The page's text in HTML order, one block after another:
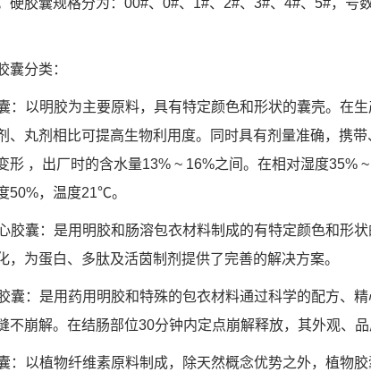
硬胶囊规格分为：00#、0#、1#、2#、3#、4#、5#，号
囊分类：
：以明胶为主要原料，具有特定颜色和形状的囊壳。在
、丸剂相比可提高生物利用度。同时具有剂量准确，携
形 ，出厂时的含水量13% ~ 16%之间。在相对湿度
50%，温度21℃。
胶囊：是用明胶和肠溶包衣材料制成的有特定颜色和形
，为蛋白、多肽及活茵制剂提供了完善的解决方案。
囊：是用药用明胶和特殊的包衣材料通过科学的配方、
不崩解。在结肠部位30分钟内定点崩解释放，其外观、品
：以植物纤维素原料制成，除天然概念优势之外，植物